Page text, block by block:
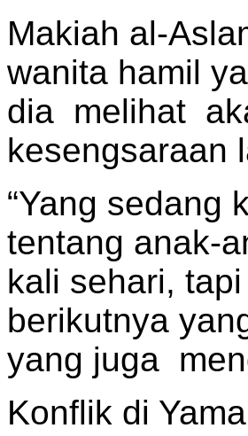
Makiah al-
wanita hamil
dia melihat
kesengsaraan
“Yang sedang
tentang anak-
kali sehari,
berikutnya
yang juga
Konflik di